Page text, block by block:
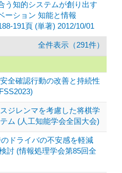
う知的システムが創り出す
ーション 知能と情報
191頁 (単著) 2012/10/01
全件表示（291件）
全確認行動の改善と持続性
ジレンマを考慮した将棋学
ム (人工知能学会全国大会)
ドライバの不安感を軽減
討 (情報処理学会第85回全